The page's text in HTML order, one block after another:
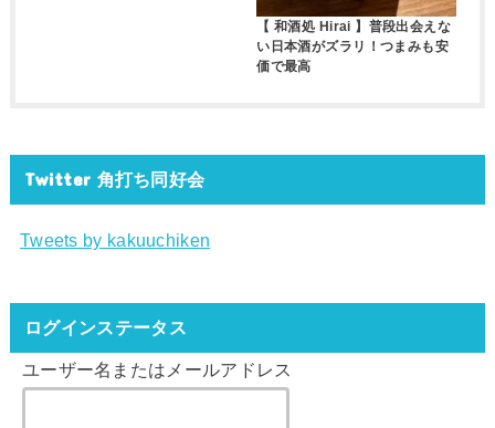
【 和酒処 Hirai 】普段出会えな
い日本酒がズラリ！つまみも安
価で最高
Twitter 角打ち同好会
Tweets by kakuuchiken
ログインステータス
ユーザー名またはメールアドレス